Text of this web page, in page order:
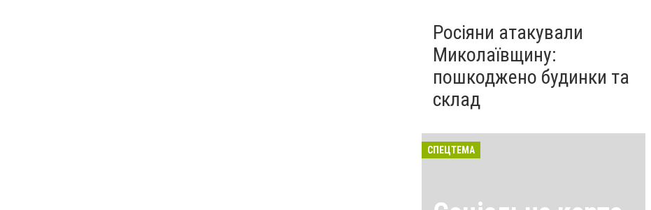
Росіяни атакували
Миколаївщину:
пошкоджено будинки та
склад
СПЕЦТЕМА